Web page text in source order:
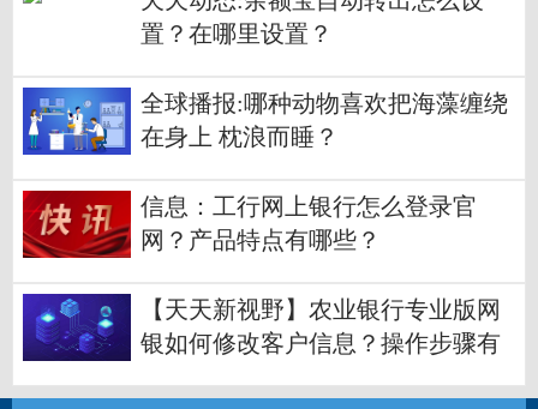
置？在哪里设置？
全球播报:哪种动物喜欢把海藻缠绕
在身上 枕浪而睡？
信息：工行网上银行怎么登录官
网？产品特点有哪些？
【天天新视野】农业银行专业版网
银如何修改客户信息？操作步骤有